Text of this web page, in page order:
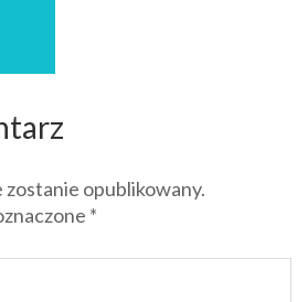
zostanie opublikowany.
*